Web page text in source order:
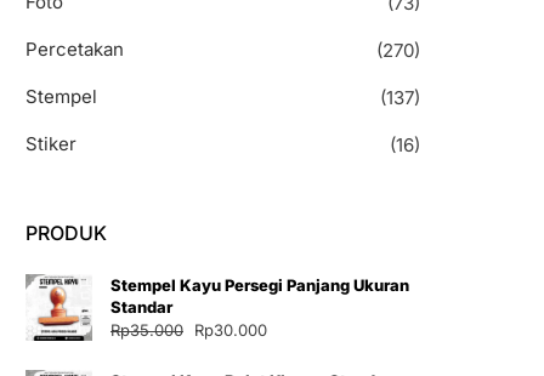
Percetakan
(270)
Stempel
(137)
Stiker
(16)
PRODUK
Stempel Kayu Persegi Panjang Ukuran
Standar
Rp35.000
Harga
Rp30.000